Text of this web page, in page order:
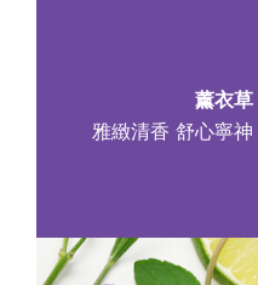
薰衣草
雅緻清香 舒心寧神